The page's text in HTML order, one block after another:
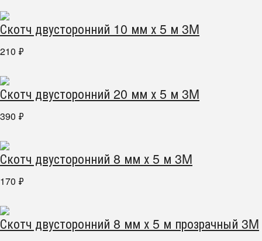
Скотч двусторонний 10 мм х 5 м 3M
210 ₽
Скотч двусторонний 20 мм х 5 м 3M
390 ₽
Скотч двусторонний 8 мм х 5 м 3M
170 ₽
Скотч двусторонний 8 мм х 5 м прозрачный 3M